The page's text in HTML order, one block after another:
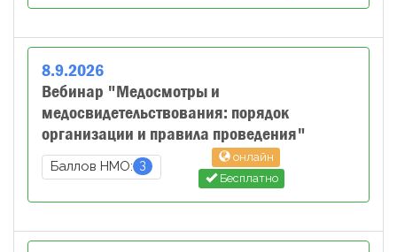
8.9.2026
Вебинар "Медосмотры и
медосвидетельствования: порядок
организации и правила проведения"
Баллов НМО: 3
онлайн
Бесплатно